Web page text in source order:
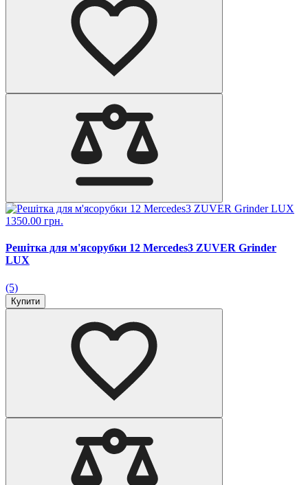
1350.00 грн.
Решітка для м'ясорубки 12 Mercedes3 ZUVER Grinder
LUX
(5)
Купити